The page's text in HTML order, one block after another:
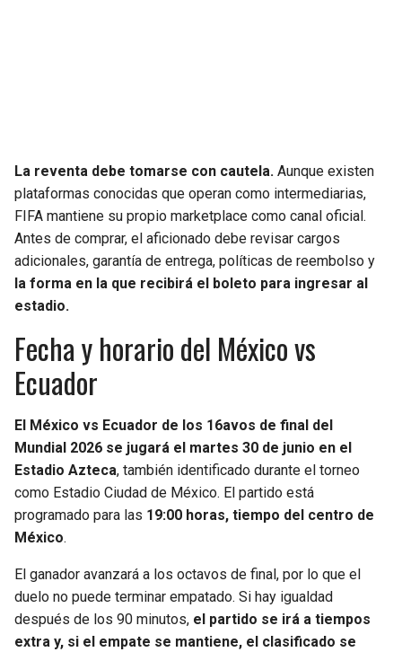
La reventa debe tomarse con cautela. Aunque existen
plataformas conocidas que operan como intermediarias,
FIFA mantiene su propio marketplace como canal oficial.
Antes de comprar, el aficionado debe revisar cargos
adicionales, garantía de entrega, políticas de reembolso y
la forma en la que recibirá el boleto para ingresar al
estadio.
Fecha y horario del México vs
Ecuador
El México vs Ecuador de los 16avos de final del
Mundial 2026 se jugará el martes 30 de junio en el
Estadio Azteca, también identificado durante el torneo
como Estadio Ciudad de México. El partido está
programado para las 19:00 horas, tiempo del centro de
México.
El ganador avanzará a los octavos de final, por lo que el
duelo no puede terminar empatado. Si hay igualdad
después de los 90 minutos, el partido se irá a tiempos
extra y, si el empate se mantiene, el clasificado se